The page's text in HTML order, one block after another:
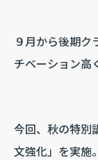
９月から後期
チベーション高
今回、秋の特別
文強化」を実施。